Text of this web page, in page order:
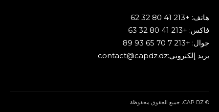
هاتف: +213 41 80 32 62
فاكس: +213 41 80 32 63
جوال: +213 7 70 65 93 89
بريد إلكتروني:contact@capdz.dz
© CAP DZ، جميع الحقوق محفوظة